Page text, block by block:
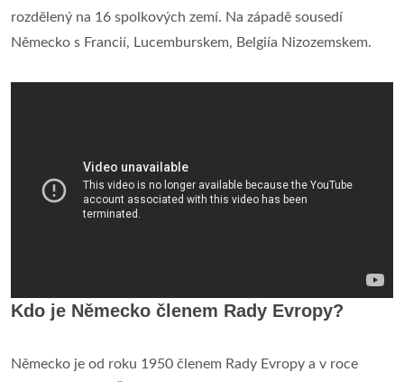
rozdělený na 16 spolkových zemí. Na západě sousedí
Německo s Francií, Lucemburskem, Belgiía Nizozemskem.
Kdo je Německo členem Rady Evropy?
Německo je od roku 1950 členem Rady Evropy a v roce